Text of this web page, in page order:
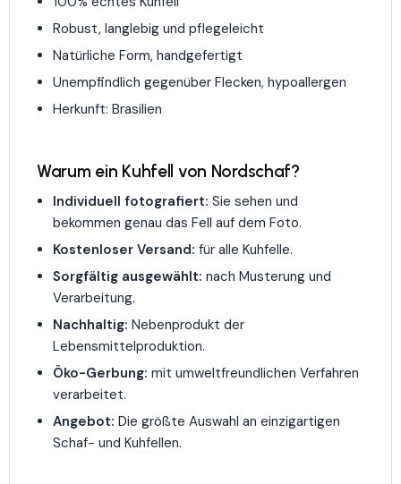
Robust, langlebig und pflegeleicht
Natürliche Form, handgefertigt
Unempfindlich gegenüber Flecken, hypoallergen
Herkunft: Brasilien
Warum ein Kuhfell von Nordschaf?
Individuell fotografiert: Sie sehen und
bekommen genau das Fell auf dem Foto.
Kostenloser Versand: für alle Kuhfelle.
Sorgfältig ausgewählt: nach Musterung und
Verarbeitung.
Nachhaltig: Nebenprodukt der
Lebensmittelproduktion.
Öko-Gerbung: mit umweltfreundlichen Verfahren
verarbeitet.
Angebot: Die größte Auswahl an einzigartigen
Schaf- und Kuhfellen.